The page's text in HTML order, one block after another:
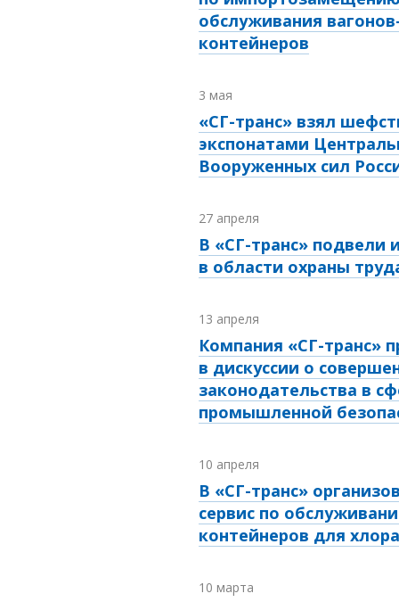
обслуживания
контейнеров
3 мая
«СГ-транс» взял
экспонатами
Вооруженных сил
27 апреля
В «СГ-транс» подвели
в области охраны
13 апреля
Компания «СГ-транс»
в дискуссии о
законодательства в
промышленной
10 апреля
В «СГ-транс»
сервис по
контейнеров для хлора
10 марта